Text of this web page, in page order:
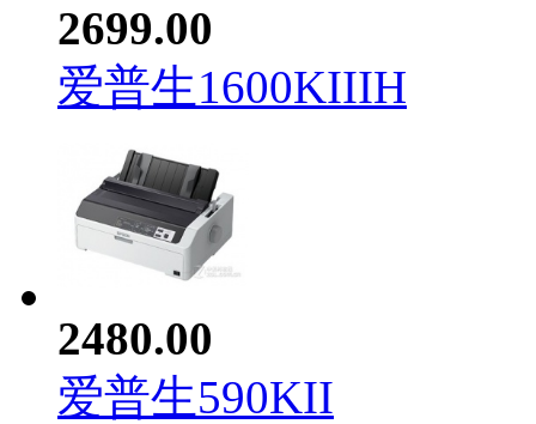
2699.00
爱普生1600KIIIH
2480.00
爱普生590KII